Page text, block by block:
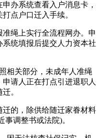
办系统查看入户消息卡，
点户口迁入手续。
绳上实行全流程网办。申
统填报后提交人力资本社
关部分，未成年人准绳
申请人正在打点引进退职人
。
的，除供给随迁家眷材料
调整书或法院)。